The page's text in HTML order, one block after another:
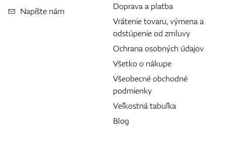
Napíšte nám
Doprava a platba
Vrátenie tovaru, výmena a
odstúpenie od zmluvy
Ochrana osobných údajov
Všetko o nákupe
Všeobecné obchodné
podmienky
Veľkostná tabuľka
Blog